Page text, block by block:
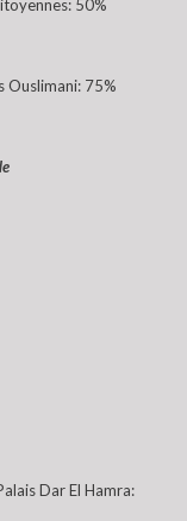
50%
Ouslimani: 75%
Dar El Hamra: